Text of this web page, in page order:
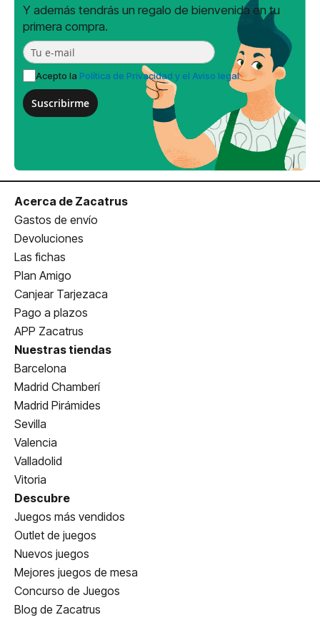
Y además tendrás un regalo de bienvenida en tu
primera compra.
Acepto la Política de Privacidad y el Aviso legal
Suscribirme
Acerca de Zacatrus
Gastos de envío
Devoluciones
Las fichas
Plan Amigo
Canjear Tarjezaca
Pago a plazos
APP Zacatrus
Nuestras tiendas
Barcelona
Madrid Chamberí
Madrid Pirámides
Sevilla
Valencia
Valladolid
Vitoria
Descubre
Juegos más vendidos
Outlet de juegos
Nuevos juegos
Mejores juegos de mesa
Concurso de Juegos
Blog de Zacatrus